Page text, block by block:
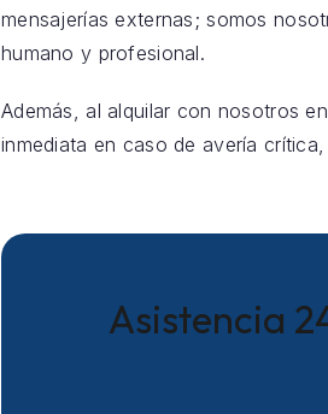
mensajerías externas; somos
humano y profesional.
Además, al alquilar con nosotros
inmediata en caso de avería
Asistencia